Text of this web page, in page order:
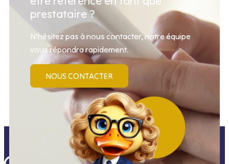
prestataire ?
N’hésitez pas à nous contacter, notre équipe
vous répondra rapidement.
NOUS CONTACTER